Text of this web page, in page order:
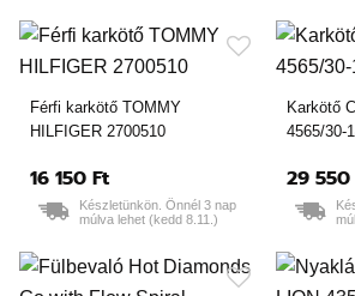
Férfi karkötő TOMMY
HILFIGER 2700510
16 150 Ft
Készletünkön. Önnél 3 nap
múlva lehet (kedd 8.11.)
Karkötő
4565/30-
29 550